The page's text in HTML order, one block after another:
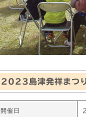
2023島津発祥まつ
開催日